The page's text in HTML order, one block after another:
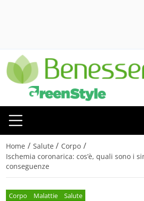
Home / Salute / Corpo /
Ischemia coronarica: cos’è, quali sono i
conseguenze
Corpo Malattie Salute